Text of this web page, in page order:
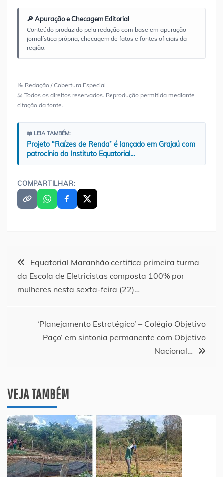
🔎 Apuração e Checagem Editorial
Conteúdo produzido pela redação com base em apuração
jornalística própria, checagem de fatos e fontes oficiais da
região.
📝 Redação / Cobertura Especial
⚖️ Todos os direitos reservados. Reprodução permitida mediante
citação da fonte.
📖 LEIA TAMBÉM:
Projeto “Raízes de Renda” é lançado em Grajaú com
patrocínio do Instituto Equatorial…
COMPARTILHAR:
Navegação
de
Equatorial Maranhão certifica primeira turma
da Escola de Eletricistas composta 100% por
mulheres nesta sexta-feira (22)…
‘Planejamento Estratégico’ – Colégio Objetivo
Paço’ em sintonia permanente com Objetivo
Nacional…
VEJA TAMBÉM